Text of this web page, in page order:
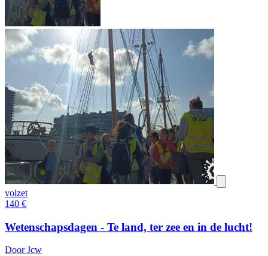
volzet
140 €
Wetenschapsdagen - Te land, ter zee en in de lucht!
Door Jcw